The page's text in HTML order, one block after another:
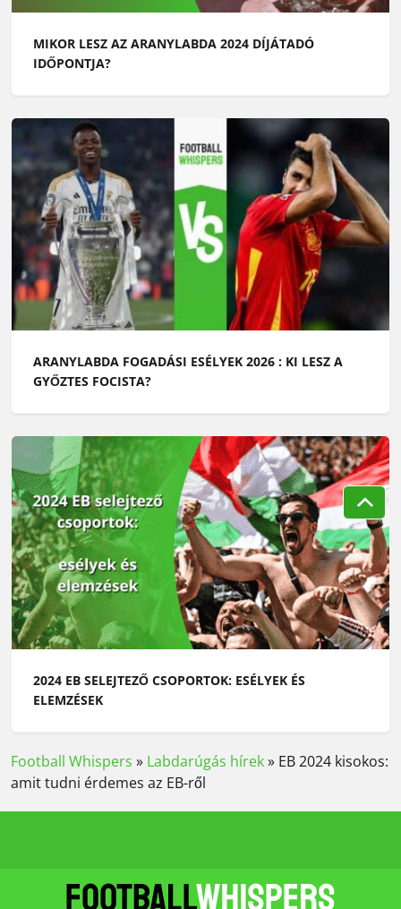
MIKOR LESZ AZ ARANYLABDA 2024 DÍJÁTADÓ
IDŐPONTJA?
ARANYLABDA FOGADÁSI ESÉLYEK 2026 : KI LESZ A
GYŐZTES FOCISTA?
2024 EB SELEJTEZŐ CSOPORTOK: ESÉLYEK ÉS
ELEMZÉSEK
Football Whispers » Labdarúgás hírek» EB 2024 kisokos:
amit tudni érdemes az EB-ről